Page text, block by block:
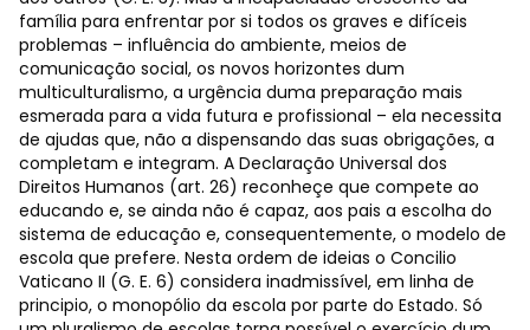
família para enfrentar por si todos os graves e difíceis
problemas – influência do ambiente, meios de
comunicação social, os novos horizontes dum
multiculturalismo, a urgência duma preparação mais
esmerada para a vida futura e profissional – ela necessita
de ajudas que, não a dispensando das suas obrigações, a
completam e integram. A Declaração Universal dos
Direitos Humanos (art. 26) reconheçe que compete ao
educando e, se ainda não é capaz, aos pais a escolha do
sistema de educação e, consequentemente, o modelo de
escola que prefere. Nesta ordem de ideias o Concilio
Vaticano II (G. E. 6) considera inadmissível, em linha de
principio, o monopólio da escola por parte do Estado. Só